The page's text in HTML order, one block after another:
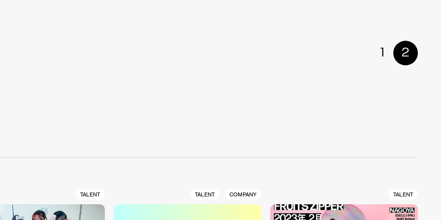
1 2
TALENT TALENT COMPANY TALENT